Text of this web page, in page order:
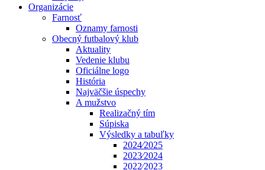
Organizácie
Farnosť
Oznamy farnosti
Obecný futbalový klub
Aktuality
Vedenie klubu
Oficiálne logo
História
Najväčšie úspechy
A mužstvo
Realizačný tím
Súpiska
Výsledky a tabuľky
2024⁄2025
2023⁄2024
2022⁄2023